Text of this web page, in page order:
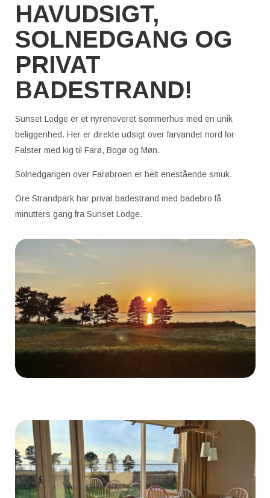
HAVUDSIGT,
SOLNEDGANG OG
PRIVAT
BADESTRAND!
Sunset Lodge er et nyrenoveret sommerhus med en unik
beliggenhed. Her er direkte udsigt over farvandet nord for
Falster med kig til Farø, Bogø og Møn.
Solnedgangen over Farøbroen er helt enestående smuk.
Ore Strandpark har privat badestrand med badebro få
minutters gang fra Sunset Lodge.